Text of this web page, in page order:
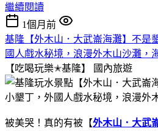
繼續閱讀
1個月前
基隆【外木山．大武崙海灘】不是
國人戲水秘境，浪漫外木山沙灘，
【吃喝玩樂✭基隆】
國內旅遊
被美哭！真的有被【外木山．大武